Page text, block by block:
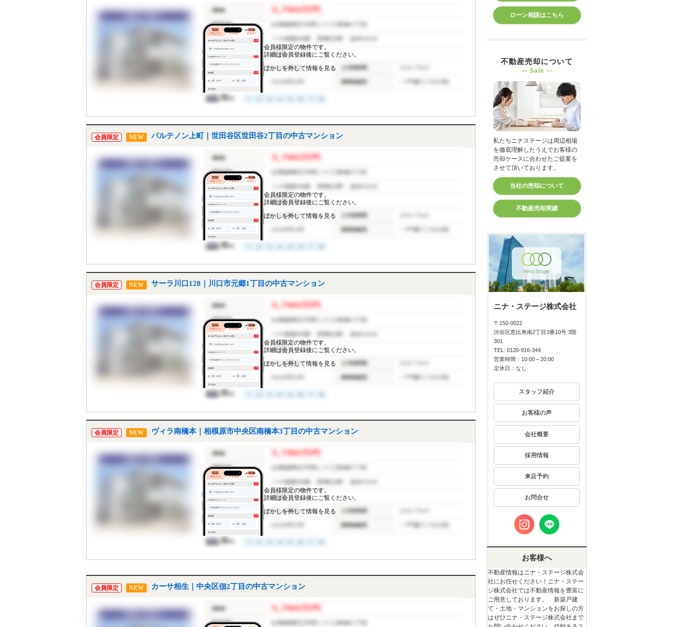
会員様限定の物件です。
詳細は会員登録後にご覧ください。
ぼかしを外して情報を見る
会員限定 NEW パルテノン上町｜世田谷区世田谷2丁目の中古マンション
会員様限定の物件です。
詳細は会員登録後にご覧ください。
ぼかしを外して情報を見る
会員限定 NEW サーラ川口128｜川口市元郷1丁目の中古マンション
会員様限定の物件です。
詳細は会員登録後にご覧ください。
ぼかしを外して情報を見る
会員限定 NEW ヴィラ南橋本｜相模原市中央区南橋本3丁目の中古マンション
会員様限定の物件です。
詳細は会員登録後にご覧ください。
ぼかしを外して情報を見る
会員限定 NEW カーサ相生｜中央区佃2丁目の中古マンション
ローン相談はこちら
不動産売却について
― Sale ―
私たちニナステージは周辺相場
を徹底理解したうえでお客様の
売却ケースに合わせたご提案を
させて頂いております。
当社の売却について
不動産売却実績
ニナ・ステージ株式会社
〒150-0022
渋谷区恵比寿南2丁目3番10号 3階
301
TEL: 0120-916-344
営業時間：10:00～20:00
定休日：なし
スタッフ紹介
お客様の声
会社概要
採用情報
来店予約
お問合せ
お客様へ
不動産情報はニナ・ステージ株式会
社にお任せください！ニナ・ステー
ジ株式会社では不動産情報を豊富に
ご用意しております。 新築戸建
て・土地・マンションをお探しの方
はぜひニナ・ステージ株式会社まで